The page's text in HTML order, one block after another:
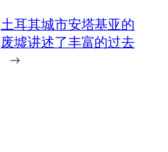
土耳其城市安塔基亚的
废墟讲述了丰富的过去
→